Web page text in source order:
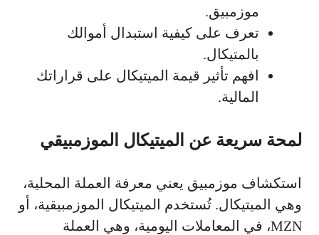
موزمبيق.
تعرف على كيفية استبدال أموالك
بالمتيكال.
افهم تأثير قيمة الميتيكال على قراراتك
المالية.
لمحة سريعة عن الميتيكال الموزمبيقي
استكشاف موزمبيق يعني معرفة العملة المحلية،
وهي الميتيكال. تُستخدم الميتيكال الموزمبيقية، أو
MZN، في المعاملات اليومية، وهي العملة